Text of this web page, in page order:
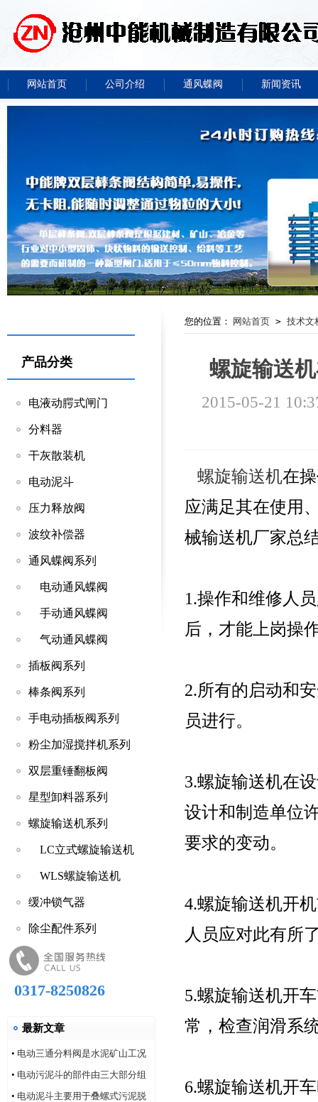
网站首页 公司介绍 通风蝶阀 新闻资讯
产品分类
电液动腭式闸门
分料器
干灰散装机
电动泥斗
压力释放阀
波纹补偿器
通风蝶阀系列
电动通风蝶阀
手动通风蝶阀
气动通风蝶阀
插板阀系列
棒条阀系列
手电动插板阀系列
粉尘加湿搅拌机系列
双层重锤翻板阀
星型卸料器系列
螺旋输送机系列
LC立式螺旋输送机
WLS螺旋输送机
缓冲锁气器
除尘配件系列
0317-8250826
最新文章
• 电动三通分料阀是水泥矿山工况
的系列产品
• 电动污泥斗的部件由三大部分组
成
• 电动泥斗主要用于叠螺式污泥脱
您的位置： 网站首页 > 技术文
螺旋输送
2015-05-21
螺旋输送机在
应满足其在使用
械输送机厂家总
1.操作和维修人
后，才能上岗操
2.所有的启动和
员进行。
3.螺旋输送机在
设计和制造单位
要求的变动。
4.螺旋输送机开
人员应对此有所
5.螺旋输送机开
常，检查润滑系
6.螺旋输送机开